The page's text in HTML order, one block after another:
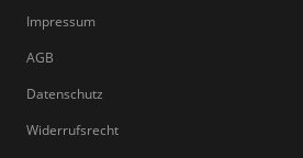
Impressum
AGB
Datenschutz
Widerrufsrecht